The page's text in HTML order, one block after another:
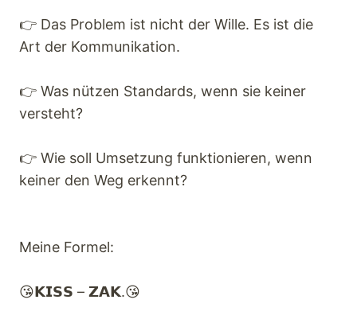
👉 Das Problem ist nicht der Wille. Es ist die
Art der Kommunikation.
👉 Was nützen Standards, wenn sie keiner
versteht?
👉 Wie soll Umsetzung funktionieren, wenn
keiner den Weg erkennt?
Meine Formel:
😘𝗞𝗜𝗦𝗦 – 𝗭𝗔𝗞.😘